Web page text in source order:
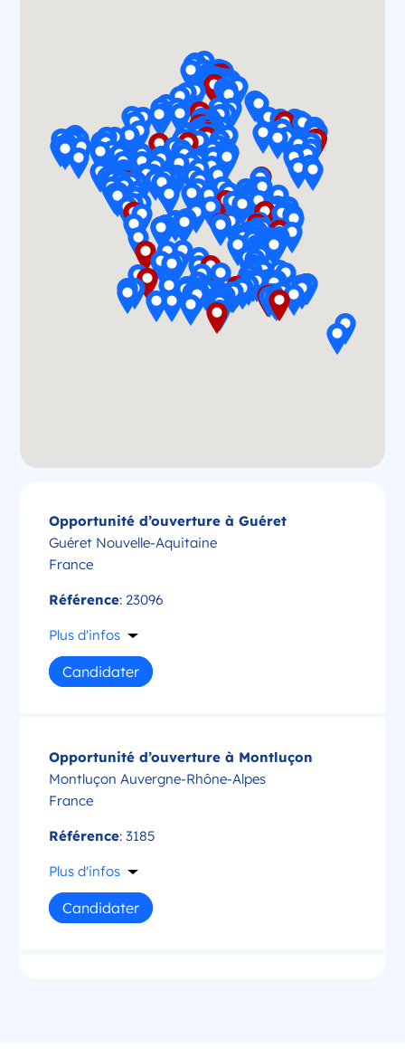
Opportunité d’ouverture à Guéret
Guéret Nouvelle-Aquitaine
France
Référence: 23096
Plus d'infos
Candidater
Opportunité d’ouverture à Montluçon
Montluçon Auvergne-Rhône-Alpes
France
Référence: 3185
Plus d'infos
Candidater